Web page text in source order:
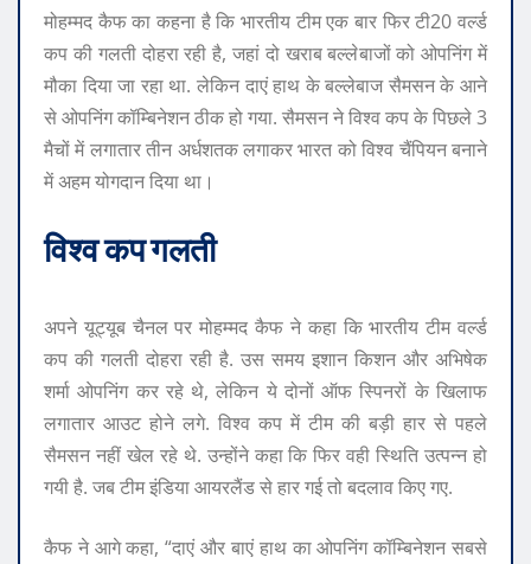
मोहम्मद कैफ का कहना है कि भारतीय टीम एक बार फिर टी20 वर्ल्ड
कप की गलती दोहरा रही है, जहां दो खराब बल्लेबाजों को ओपनिंग में
मौका दिया जा रहा था. लेकिन दाएं हाथ के बल्लेबाज सैमसन के आने
से ओपनिंग कॉम्बिनेशन ठीक हो गया. सैमसन ने विश्व कप के पिछले 3
मैचों में लगातार तीन अर्धशतक लगाकर भारत को विश्व चैंपियन बनाने
में अहम योगदान दिया था।
विश्व कप गलती
अपने यूट्यूब चैनल पर मोहम्मद कैफ ने कहा कि भारतीय टीम वर्ल्ड
कप की गलती दोहरा रही है. उस समय इशान किशन और अभिषेक
शर्मा ओपनिंग कर रहे थे, लेकिन ये दोनों ऑफ स्पिनरों के खिलाफ
लगातार आउट होने लगे. विश्व कप में टीम की बड़ी हार से पहले
सैमसन नहीं खेल रहे थे. उन्होंने कहा कि फिर वही स्थिति उत्पन्न हो
गयी है. जब टीम इंडिया आयरलैंड से हार गई तो बदलाव किए गए.
कैफ ने आगे कहा, “दाएं और बाएं हाथ का ओपनिंग कॉम्बिनेशन सबसे